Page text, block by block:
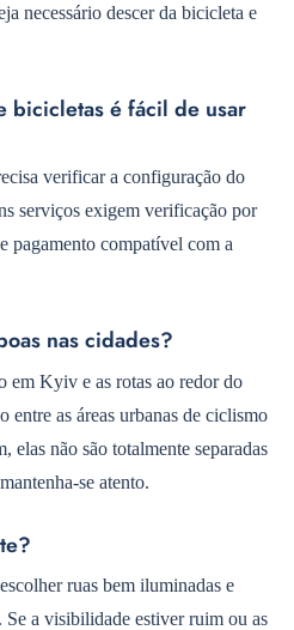
necessário descer da bicicleta e
bicicletas é fácil de usar
verificar a configuração do
serviços exigem verificação por
pagamento compatível com a
nas cidades?
em Kyiv e as rotas ao redor do
as áreas urbanas de ciclismo
elas não são totalmente separadas
se atento.
ruas bem iluminadas e
a visibilidade estiver ruim ou as